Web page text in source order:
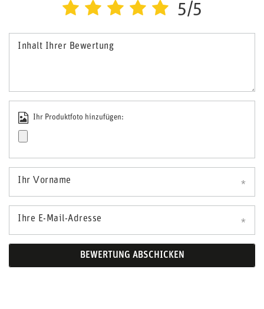
5/5
Inhalt Ihrer Bewertung
Ihr Produktfoto hinzufügen:
Ihr Vorname
Ihre E-Mail-Adresse
BEWERTUNG ABSCHICKEN